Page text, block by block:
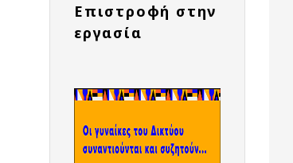
Επιστροφή στην
εργασία